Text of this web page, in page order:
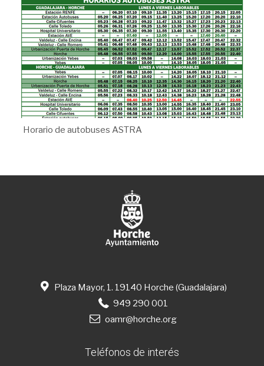
Horario de autobuses ASTRA
Plaza Mayor, 1. 19140 Horche (Guadalajara)
949 290 001
oamr@horche.org
Teléfonos de interés